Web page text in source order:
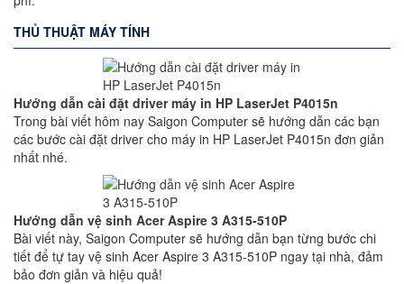
THỦ THUẬT MÁY TÍNH
Hướng dẫn cài đặt driver máy in HP LaserJet P4015n
Trong bài viết hôm nay Saigon Computer sẽ hướng dẫn các bạn
các bước cài đặt driver cho máy in HP LaserJet P4015n đơn giản
nhất nhé.
Hướng dẫn vệ sinh Acer Aspire 3 A315-510P
Bài viết này, Saigon Computer sẽ hướng dẫn bạn từng bước chi
tiết để tự tay vệ sinh Acer Aspire 3 A315-510P ngay tại nhà, đảm
bảo đơn giản và hiệu quả!